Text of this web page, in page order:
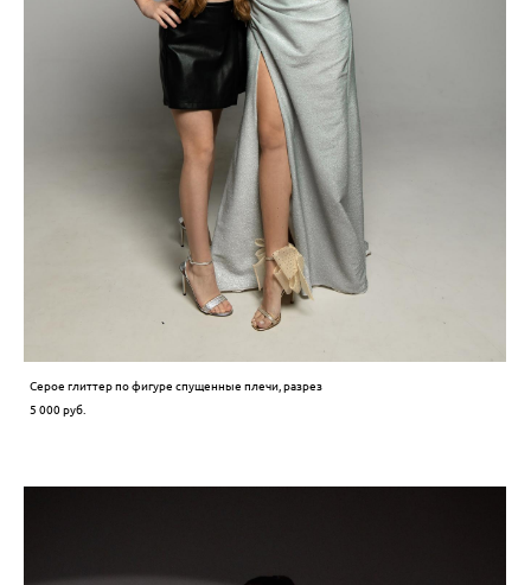
Серое глиттер по фигуре спущенные плечи, разрез
5 000 pуб.